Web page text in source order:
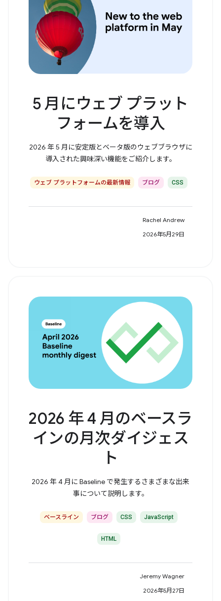
5 月にウェブ プラット
フォームを導入
2026 年 5 月に安定版とベータ版のウェブブラウザに
導入された興味深い機能をご紹介します。
ウェブ プラットフォームの最新情報 ブログ CSS
Rachel Andrew
2026年5月29日
2026 年 4 月のベースラ
インの月次ダイジェス
ト
2026 年 4 月に Baseline で発生するさまざまな出来
事について説明します。
ベースライン ブログ CSS JavaScript
HTML
Jeremy Wagner
2026年5月27日